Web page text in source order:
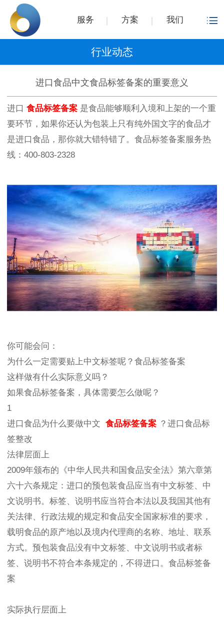
服务 方案 我们
行业动态
进口食品中文食品标签备案的重要意义
进口 食品标签备案 是食品能够顺利入境和上架的一个重
要环节，如果你还认为包装上只有纯外国文字的食品才
是进口食品，那你就大错特错了。食品标签备案服务热
线：400-803-2328
你可能会问：
为什么一定需要贴上中文标签呢？食品标签备案
这样做有什么实际意义吗？
如果食品标签备案，具体需要怎么做呢？
1
进口食品为什么要做中文 食品标签备案 ？进口食品标
签整改
法律层面上
2009年颁布的《中华人民共和国食品安全法》第六章第
六十六条规定：进口的预包装食品应当有中文标签、中
文说明书。标签、说明书应当符合本法以及我国其他有
关法律、行政法规的规定和食品安全国家标准的要求，
载明食品的原产地以及境内代理商的名称、地址、联系
方式。预包装食品没有中文标签、中文说明书或者标
签、说明书不符合本条规定的，不得进口。食品标签备
案
实际执行层面上